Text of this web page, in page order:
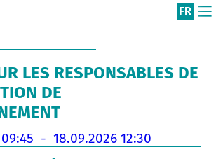
FR
LES RESPONSABLES DE
DE
- 18.09.2026 12:30